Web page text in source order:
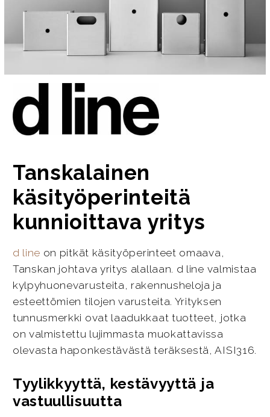
Tanskalainen
käsityöperinteitä
kunnioittava yritys
d line on pitkät käsityöperinteet omaava,
Tanskan johtava yritys alallaan. d line valmistaa
kylpyhuonevarusteita, rakennusheloja ja
esteettömien tilojen varusteita. Yrityksen
tunnusmerkki ovat laadukkaat tuotteet, jotka
on valmistettu lujimmasta muokattavissa
olevasta haponkestävästä teräksestä, AISI316.
Tyylikkyyttä, kestävyyttä ja
vastuullisuutta